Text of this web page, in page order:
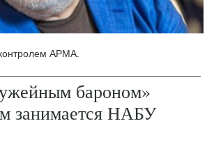
АРМА.
бароном»
занимается НАБУ